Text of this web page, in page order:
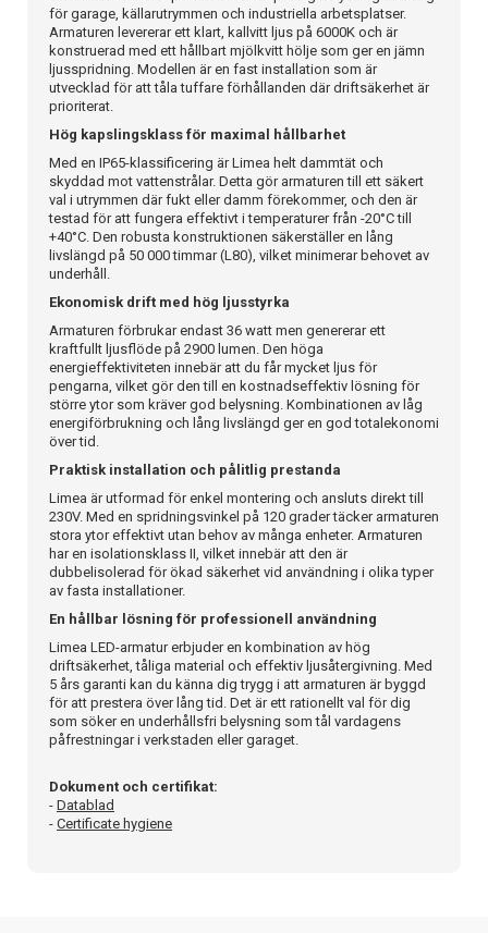
för garage, källarutrymmen och industriella arbetsplatser.
Armaturen levererar ett klart, kallvitt ljus på 6000K och är
konstruerad med ett hållbart mjölkvitt hölje som ger en jämn
ljusspridning. Modellen är en fast installation som är
utvecklad för att tåla tuffare förhållanden där driftsäkerhet är
prioriterat.
Hög kapslingsklass för maximal hållbarhet
Med en IP65-klassificering är Limea helt dammtät och
skyddad mot vattenstrålar. Detta gör armaturen till ett säkert
val i utrymmen där fukt eller damm förekommer, och den är
testad för att fungera effektivt i temperaturer från -20°C till
+40°C. Den robusta konstruktionen säkerställer en lång
livslängd på 50 000 timmar (L80), vilket minimerar behovet av
underhåll.
Ekonomisk drift med hög ljusstyrka
Armaturen förbrukar endast 36 watt men genererar ett
kraftfullt ljusflöde på 2900 lumen. Den höga
energieffektiviteten innebär att du får mycket ljus för
pengarna, vilket gör den till en kostnadseffektiv lösning för
större ytor som kräver god belysning. Kombinationen av låg
energiförbrukning och lång livslängd ger en god totalekonomi
över tid.
Praktisk installation och pålitlig prestanda
Limea är utformad för enkel montering och ansluts direkt till
230V. Med en spridningsvinkel på 120 grader täcker armaturen
stora ytor effektivt utan behov av många enheter. Armaturen
har en isolationsklass II, vilket innebär att den är
dubbelisolerad för ökad säkerhet vid användning i olika typer
av fasta installationer.
En hållbar lösning för professionell användning
Limea LED-armatur erbjuder en kombination av hög
driftsäkerhet, tåliga material och effektiv ljusåtergivning. Med
5 års garanti kan du känna dig trygg i att armaturen är byggd
för att prestera över lång tid. Det är ett rationellt val för dig
som söker en underhållsfri belysning som tål vardagens
påfrestningar i verkstaden eller garaget.
Dokument och certifikat:
- Datablad
- Certificate hygiene